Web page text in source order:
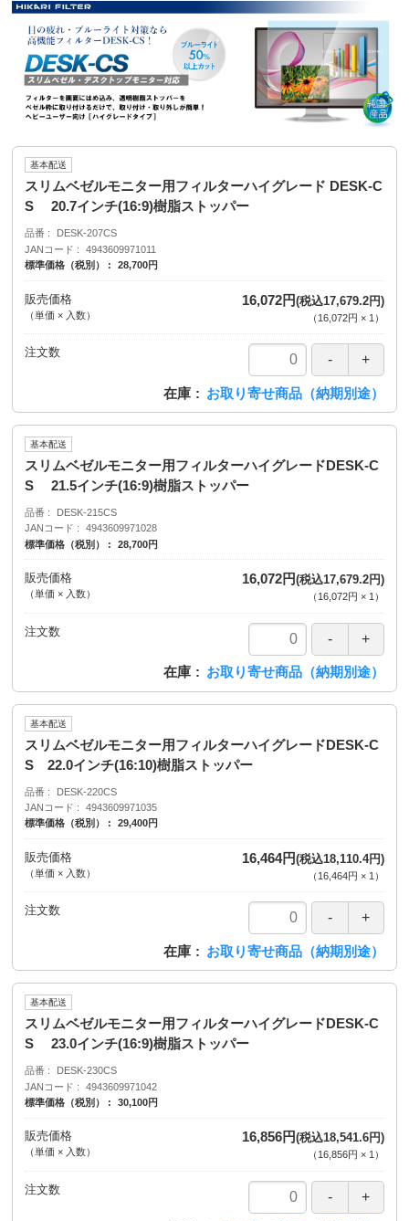
基本配送
スリムベゼルモニター用フィルターハイグレード DESK-C
S 20.7インチ(16:9)樹脂ストッパー
品番
DESK-207CS
JANコード
4943609971011
標準価格（税別）
28,700円
販売価格
（単価 × 入数）
16,072円(税込17,679.2円)
（ 16,072円 × 1 ）
注文数
在庫 お取り寄せ商品（納期別途）
基本配送
スリムベゼルモニター用フィルターハイグレードDESK-C
S 21.5インチ(16:9)樹脂ストッパー
品番
DESK-215CS
JANコード
4943609971028
標準価格（税別）
28,700円
販売価格
（単価 × 入数）
16,072円(税込17,679.2円)
（ 16,072円 × 1 ）
注文数
在庫 お取り寄せ商品（納期別途）
基本配送
スリムベゼルモニター用フィルターハイグレードDESK-C
S 22.0インチ(16:10)樹脂ストッパー
品番
DESK-220CS
JANコード
4943609971035
標準価格（税別）
29,400円
販売価格
（単価 × 入数）
16,464円(税込18,110.4円)
（ 16,464円 × 1 ）
注文数
在庫 お取り寄せ商品（納期別途）
基本配送
スリムベゼルモニター用フィルターハイグレードDESK-C
S 23.0インチ(16:9)樹脂ストッパー
品番
DESK-230CS
JANコード
4943609971042
標準価格（税別）
30,100円
販売価格
（単価 × 入数）
16,856円(税込18,541.6円)
（ 16,856円 × 1 ）
注文数